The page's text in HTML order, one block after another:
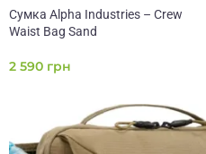
Сумка Alpha Industries – Crew
Waist Bag Sand
2 590 грн